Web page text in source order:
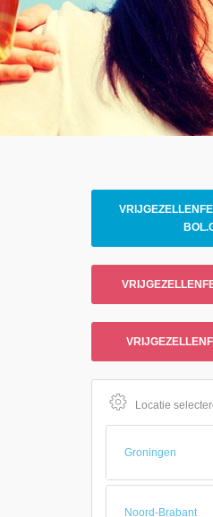
Locatie
Groningen
Noord-Brabant